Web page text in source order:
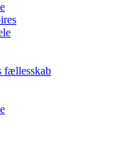
fællesskab